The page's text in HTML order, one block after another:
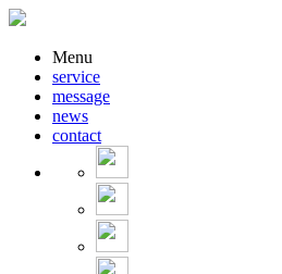
Menu
service
message
news
contact